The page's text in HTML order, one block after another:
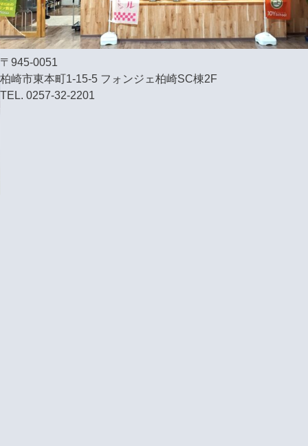
〒945-0051
柏崎市東本町1-15-5 フォンジェ柏崎SC棟2F
TEL. 0257-32-2201